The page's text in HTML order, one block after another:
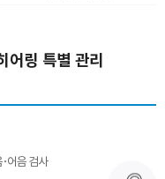
어링 특별 관리
어음 검사